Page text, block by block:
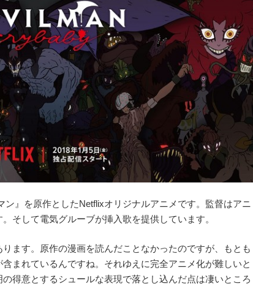
ン』を原作としたNetflixオリジナルアニメです。監督はアニ
。そして電気グルーブが挿入歌を提供しています。
ます。原作の漫画を読んだことなかったのですが、もとも
まれているんですね。それゆえに完全アニメ化が難しいと
得意とするシュールな表現で落とし込んだ点は凄いところ